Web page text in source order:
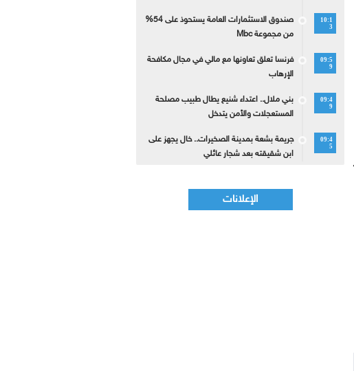
10:1
3
صندوق الاستثمارات العامة يستحوذ على 54%
من مجموعة Mbc
09:5
9
فرنسا تعلق تعاونها مع مالي في مجال مكافحة
الإرهاب
09:4
9
بني ملال.. اعتداء شنيع يطال طبيب مصلحة
المستعجلات والأمن يتدخل
09:4
5
جريمة بشعة بمدينة الصخيرات.. خال يجهز على
ابن شقيقته بعد شجار عائلي
الإعلانات